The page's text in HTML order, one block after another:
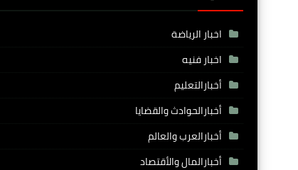
اخبار الرياضة
اخبار فنيه
أخبارالتعليم
أخبارالحوادث والقضايا
أخبارالعرب والعالم
أخبارالمال والأقتصاد